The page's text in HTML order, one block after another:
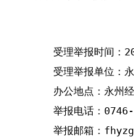
受理举报时间：
受理举报单位：
办公地点：永州
举报电话：
举报邮箱：